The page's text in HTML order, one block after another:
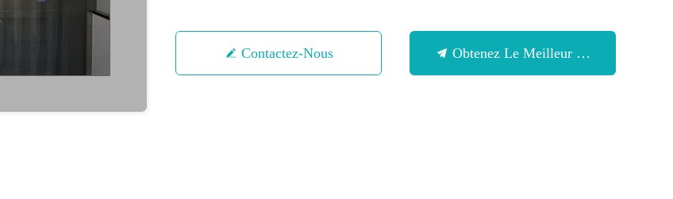
Contactez-Nous Obtenez Le Meilleur Prix